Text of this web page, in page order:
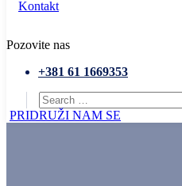
Kontakt
Pozovite nas
+381 61 1669353
PRIDRUŽI NAM SE